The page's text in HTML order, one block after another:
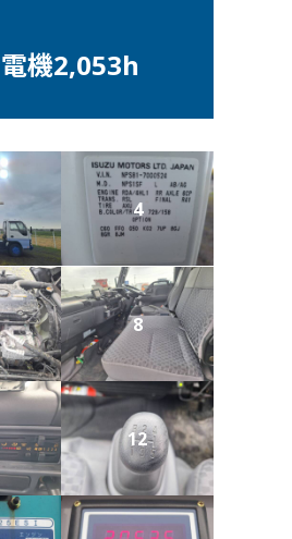
機2,053h
4
8
12